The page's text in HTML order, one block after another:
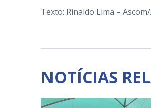
Texto: Rinaldo Lima –
NOTÍCIAS